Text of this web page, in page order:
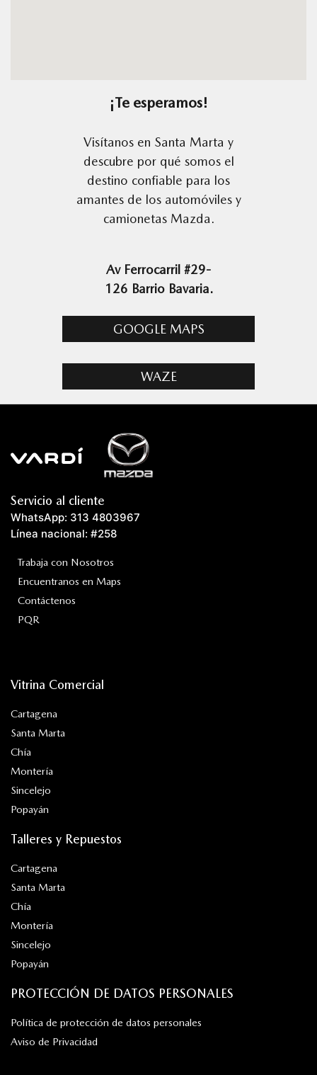
¡Te esperamos!
Visítanos en Santa Marta y
descubre por qué somos el
destino confiable para los
amantes de los automóviles y
camionetas Mazda.
Av Ferrocarril #29-
126 Barrio Bavaria.
GOOGLE MAPS
WAZE
Servicio al cliente
WhatsApp: 313 4803967
Línea nacional: #258
Trabaja con Nosotros
Encuentranos en Maps
Contáctenos
PQR
Vitrina Comercial
Cartagena
Santa Marta
Chía
Montería
Sincelejo
Popayán
Talleres y Repuestos
Cartagena
Santa Marta
Chía
Montería
Sincelejo
Popayán
PROTECCIÓN DE DATOS PERSONALES
Política de protección de datos personales
Aviso de Privacidad